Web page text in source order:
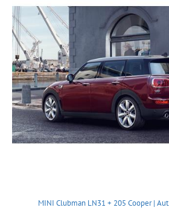
MINI Clubman LN31 + 205 Cooper |